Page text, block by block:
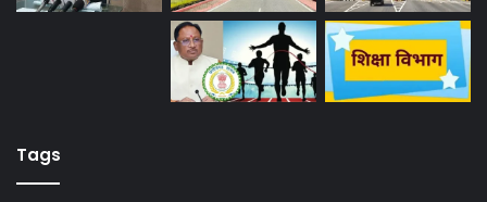
Tags